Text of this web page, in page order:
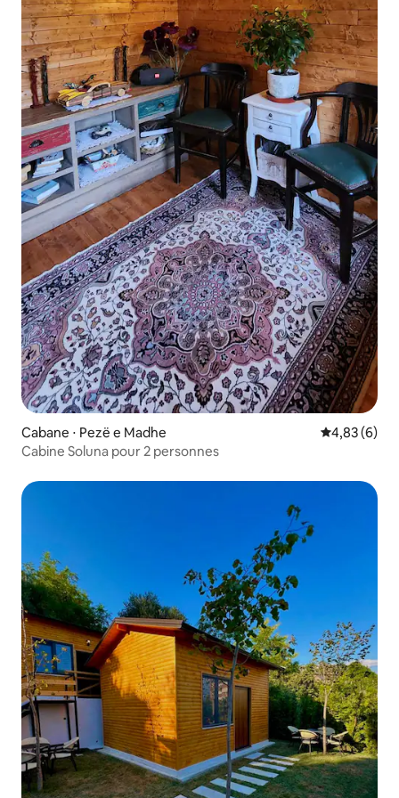
Cabane ⋅ Pezë e Madhe Évaluation
4,83 (6)
Cabine Soluna pour 2 personnes